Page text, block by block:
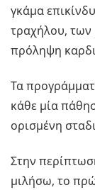
γκάμα
τραχήλου, των
πρόληψη
Τα
κάθε μία
ορισμένη
Στην
μιλήσω, το